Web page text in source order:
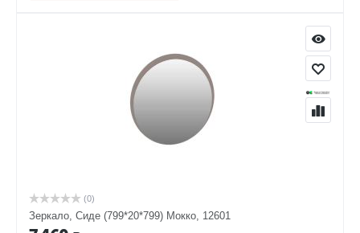
(0)
Зеркало, Сиде (799*20*799) Мокко, 12601